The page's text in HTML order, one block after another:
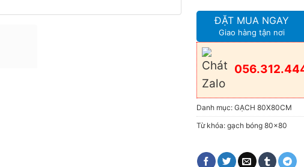
ĐẶT MUA NGAY
Giao hàng tận nơi
Danh mục: GẠCH 80X80CM
Từ khóa: gạch bóng 80x80